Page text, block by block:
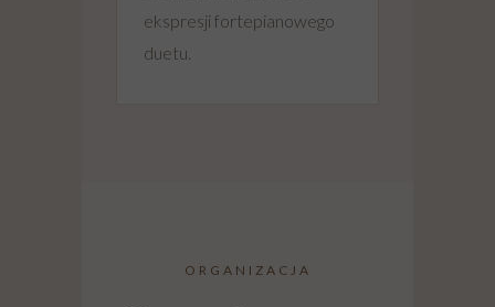
ekspresji fortepianowego
duetu.
ORGANIZACJA